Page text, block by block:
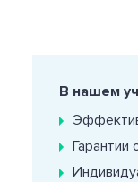
В нашем
Гарантии